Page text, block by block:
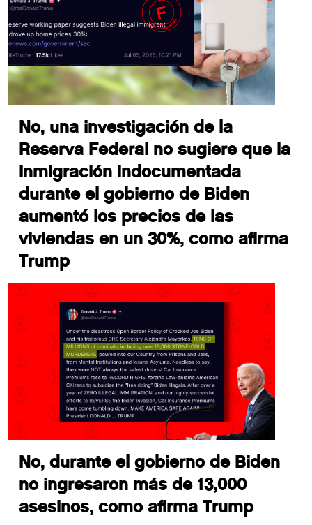
No, una investigación de la
Reserva Federal no sugiere que la
inmigración indocumentada
durante el gobierno de Biden
aumentó los precios de las
viviendas en un 30%, como afirma
Trump
No, durante el gobierno de Biden
no ingresaron más de 13,000
asesinos, como afirma Trump